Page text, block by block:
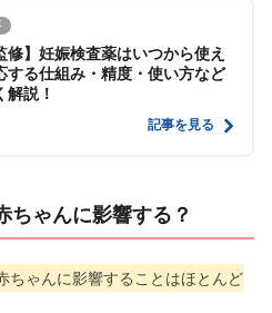
修】妊娠検査薬はいつから使え
する仕組み・精度・使い方など
解説！
記事を見る
ちゃんに影響する？
ちゃんに影響することはほとんど